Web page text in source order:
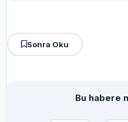
Sonra Oku
Bu habere